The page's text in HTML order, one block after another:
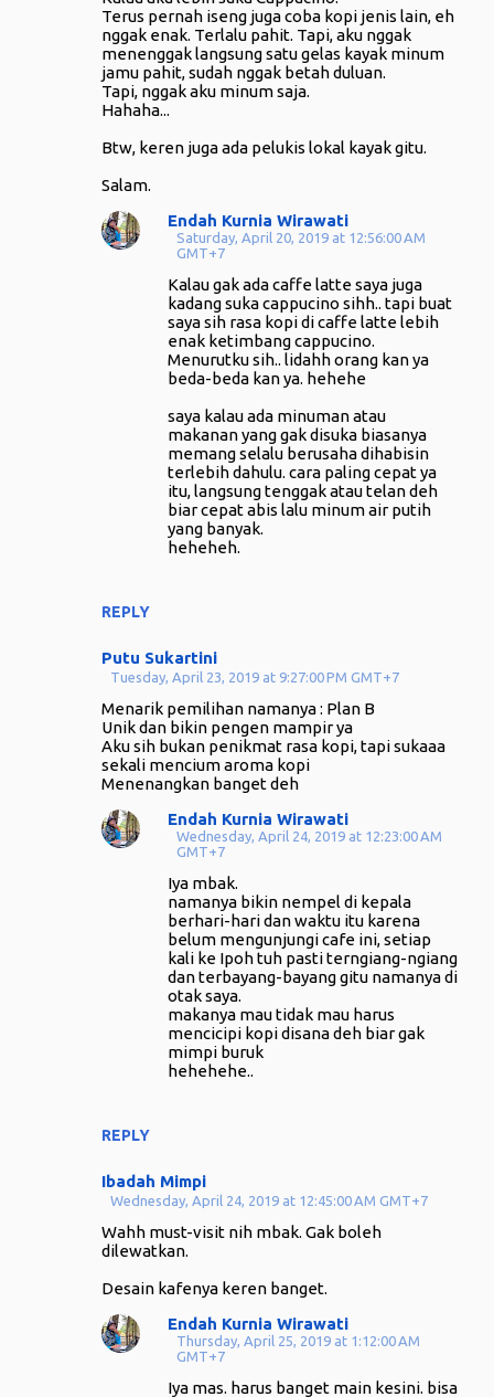
Terus pernah iseng juga coba kopi jenis lain, eh
nggak enak. Terlalu pahit. Tapi, aku nggak
menenggak langsung satu gelas kayak minum
jamu pahit, sudah nggak betah duluan.
Tapi, nggak aku minum saja.
Hahaha...
Btw, keren juga ada pelukis lokal kayak gitu.
Salam.
REPLY
Endah Kurnia Wirawati
Saturday, April 20, 2019 at 12:56:00 AM
GMT+7
Kalau gak ada caffe latte saya juga
kadang suka cappucino sihh.. tapi buat
saya sih rasa kopi di caffe latte lebih
enak ketimbang cappucino.
Menurutku sih.. lidahh orang kan ya
beda-beda kan ya. hehehe
saya kalau ada minuman atau
makanan yang gak disuka biasanya
memang selalu berusaha dihabisin
terlebih dahulu. cara paling cepat ya
itu, langsung tenggak atau telan deh
biar cepat abis lalu minum air putih
yang banyak.
heheheh.
Putu Sukartini
Tuesday, April 23, 2019 at 9:27:00 PM GMT+7
Menarik pemilihan namanya : Plan B
Unik dan bikin pengen mampir ya
Aku sih bukan penikmat rasa kopi, tapi sukaaa
sekali mencium aroma kopi
Menenangkan banget deh
REPLY
Endah Kurnia Wirawati
Wednesday, April 24, 2019 at 12:23:00 AM
GMT+7
Iya mbak.
namanya bikin nempel di kepala
berhari-hari dan waktu itu karena
belum mengunjungi cafe ini, setiap
kali ke Ipoh tuh pasti terngiang-ngiang
dan terbayang-bayang gitu namanya di
otak saya.
makanya mau tidak mau harus
mencicipi kopi disana deh biar gak
mimpi buruk
hehehehe..
Ibadah Mimpi
Wednesday, April 24, 2019 at 12:45:00 AM GMT+7
Wahh must-visit nih mbak. Gak boleh
dilewatkan.
Desain kafenya keren banget.
Endah Kurnia Wirawati
Thursday, April 25, 2019 at 1:12:00 AM
GMT+7
Iya mas. harus banget main kesini. bisa